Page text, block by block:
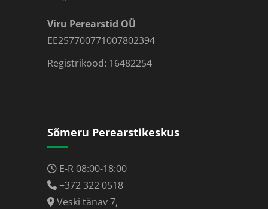
Viru Perearstid OÜ
EE257700771007802394
Registrikood: 16482254
Sõmeru Perearstikeskus
E-R 08:00-18:00
+372 322 0518
Veski tänav 7,